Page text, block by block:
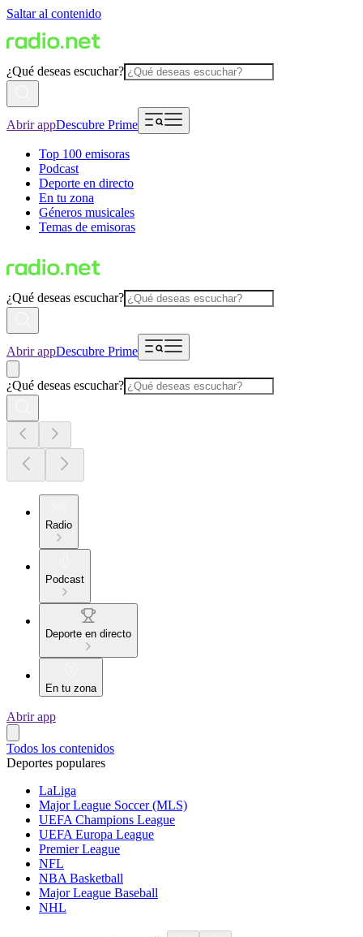
Saltar al contenido
¿Qué deseas escuchar?
Abrir appDescubre Prime
Top 100 emisoras
Podcast
Deporte en directo
En tu zona
Géneros musicales
Temas de emisoras
¿Qué deseas escuchar?
Abrir appDescubre Prime
¿Qué deseas escuchar?
Radio
Podcast
Deporte en directo
En tu zona
Abrir app
Todos los contenidos
Deportes populares
LaLiga
Major League Soccer (MLS)
UEFA Champions League
UEFA Europa League
Premier League
NFL
NBA Basketball
Major League Baseball
NHL